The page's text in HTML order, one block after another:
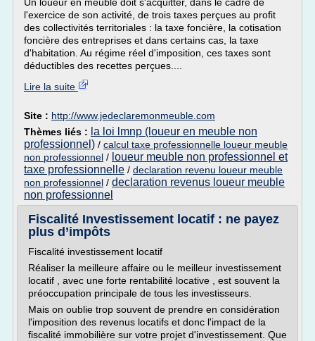
l'exercice de son activité, de trois taxes perçues au profit
des collectivités territoriales : la taxe foncière, la cotisation
foncière des entreprises et dans certains cas, la taxe
d'habitation. Au régime réel d'imposition, ces taxes sont
déductibles des recettes perçues....
Lire la suite
Site : http://www.jedeclaremonmeuble.com
Thèmes liés : la loi lmnp (loueur en meuble non
professionnel) / calcul taxe professionnelle loueur meuble
non professionnel / loueur meuble non professionnel et
taxe professionnelle / declaration revenu loueur meuble
non professionnel / declaration revenus loueur meuble
non professionnel
Fiscalité Investissement locatif : ne payez
plus d’impôts
Fiscalité investissement locatif
Réaliser la meilleure affaire ou le meilleur investissement
locatif , avec une forte rentabilité locative , est souvent la
préoccupation principale de tous les investisseurs.
Mais on oublie trop souvent de prendre en considération
l'imposition des revenus locatifs et donc l'impact de la
fiscalité immobilière sur votre projet d'investissement. Que